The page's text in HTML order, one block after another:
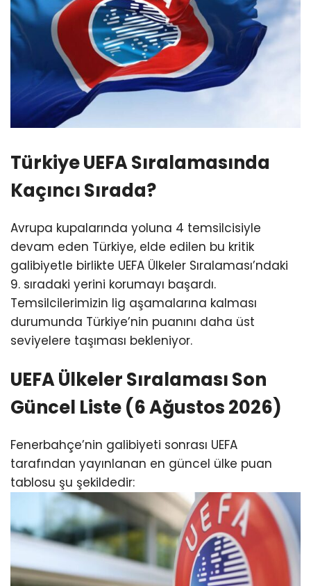
Türkiye UEFA Sıralamasında
Kaçıncı Sırada?
Avrupa kupalarında yoluna 4 temsilcisiyle
devam eden Türkiye, elde edilen bu kritik
galibiyetle birlikte UEFA Ülkeler Sıralaması’ndaki
9. sıradaki yerini korumayı başardı.
Temsilcilerimizin lig aşamalarına kalması
durumunda Türkiye’nin puanını daha üst
seviyelere taşıması bekleniyor.
UEFA Ülkeler Sıralaması Son
Güncel Liste (6 Ağustos 2026)
Fenerbahçe’nin galibiyeti sonrası UEFA
tarafından yayınlanan en güncel ülke puan
tablosu şu şekildedir: